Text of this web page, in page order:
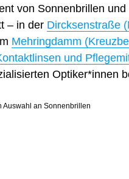
von Sonnenbrillen
– in der Dircksenstraße
Mehringdamm
und
Optiker*innen